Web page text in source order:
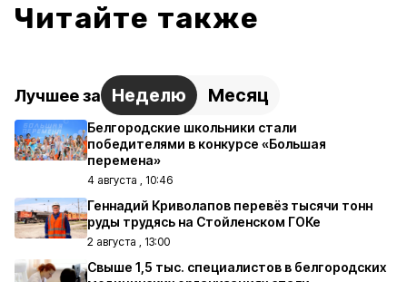
Читайте также
Лучшее за Неделю Месяц
Белгородские школьники стали
победителями в конкурсе «Большая
перемена»
4 августа , 10:46
Геннадий Криволапов перевёз тысячи тонн
руды трудясь на Стойленском ГОКе
2 августа , 13:00
Свыше 1,5 тыс. специалистов в белгородских